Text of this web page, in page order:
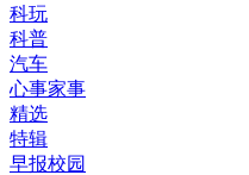
科玩
科普
汽车
心事家事
精选
特辑
早报校园